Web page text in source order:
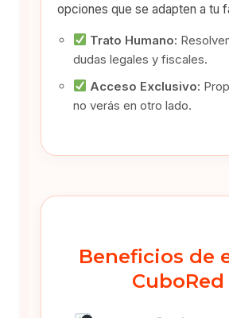
opciones que se adapten a tu
Trato Humano:
dudas legales y fiscales.
Acceso Exclusivo:
no verás en otro lado.
Beneficios de
CuboRed